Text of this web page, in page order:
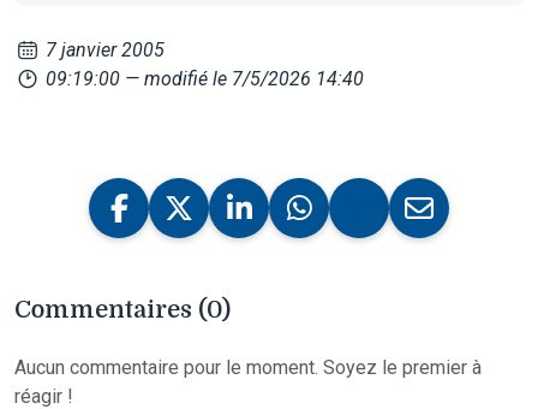
7 janvier 2005
09:19:00 — modifié le 7/5/2026 14:40
Commentaires (0)
Aucun commentaire pour le moment. Soyez le premier à
réagir !